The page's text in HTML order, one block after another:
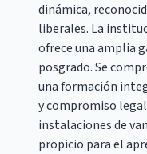
dinámica,
liberales. La
ofrece una amplia
posgrado. Se
una formación
y compromiso
instalaciones de
propicio para el